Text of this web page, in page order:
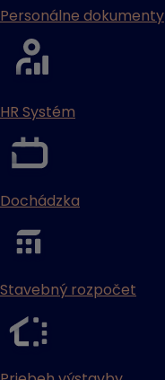
Personálne dokumenty
HR Systém
Dochádzka
Stavebný rozpočet